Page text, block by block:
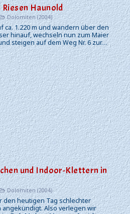
Haunold
Dolomiten (2004)
ca. 1.220 m und wandern über den
hinauf, wechseln nun zum Maier
steigen auf dem Weg Nr. 6 zur…
und Indoor-Klettern in
Dolomiten (2004)
den heutigen Tag schlechter
Also verlegen wir